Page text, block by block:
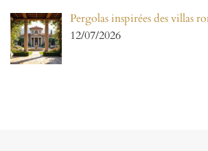
Pergolas inspirées des villas
12/07/2026